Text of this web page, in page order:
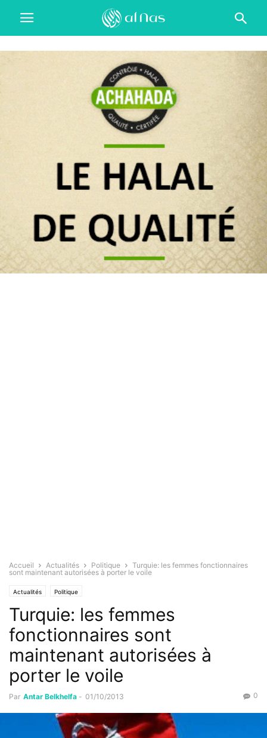
Accueil Actualités Politique
Turquie: les femmes fonctionnaires
sont maintenant autorisées à porter le voile
Actualités Politique
Turquie: les femmes
fonctionnaires sont
maintenant autorisées à
porter le voile
Par Antar Belkhelfa - 01/10/2013 0